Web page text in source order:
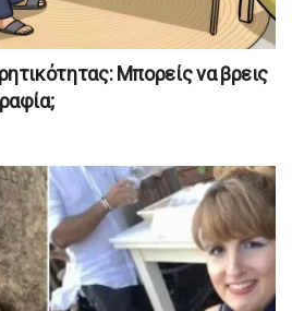
Μπορείς να βρεις